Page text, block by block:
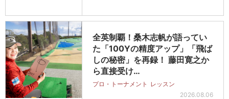
全英制覇！桑木志帆が語ってい
た「100Yの精度アップ」「飛ば
しの秘密」を再録！ 藤田寛之か
ら直接受け…
プロ・トーナメント レッスン
2026.08.06